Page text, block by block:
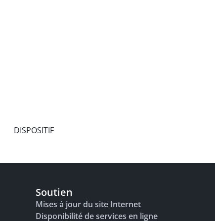
DISPOSITIF
Soutien
Mises à jour du site Internet
Disponibilité de services en ligne